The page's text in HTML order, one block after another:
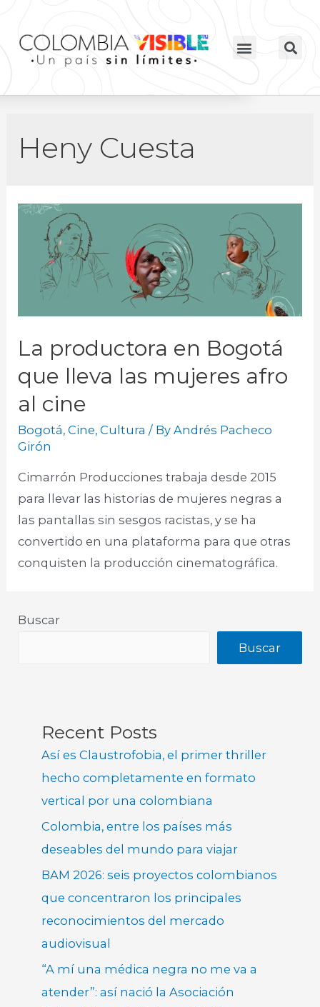
Heny Cuesta
La productora en Bogotá
que lleva las mujeres afro
al cine
Bogotá,Cine,Cultura / ByAndrés Pacheco
Girón
Cimarrón Producciones trabaja desde 2015
para llevar las historias de mujeres negras a
las pantallas sin sesgos racistas, y se ha
convertido en una plataforma para que otras
conquisten la producción cinematográfica.
Buscar
Buscar
Recent Posts
Así es Claustrofobia, el primer thriller
hecho completamente en formato
vertical por una colombiana
Colombia, entre los países más
deseables del mundo para viajar
BAM 2026: seis proyectos colombianos
que concentraron los principales
reconocimientos del mercado
audiovisual
“A mí una médica negra no me va a
atender”: así nació la Asociación